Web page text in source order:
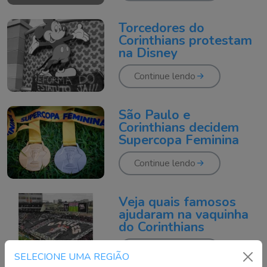
SELECIONE UMA REGIÃO
Torcedores do
Corinthians protestam
na Disney
Continue lendo
São Paulo e
Corinthians decidem
Supercopa Feminina
Continue lendo
Veja quais famosos
ajudaram na vaquinha
do Corinthians